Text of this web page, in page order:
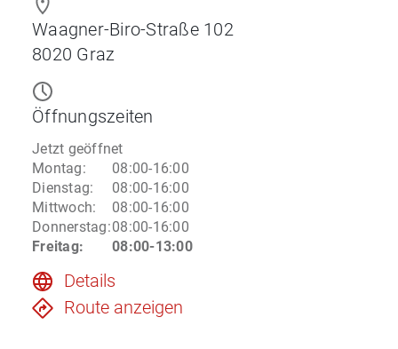
Waagner-Biro-Straße 102
8020 Graz
Öffnungszeiten
Jetzt geöffnet
Montag:
08:00-16:00
Dienstag:
08:00-16:00
Mittwoch:
08:00-16:00
Donnerstag:08:00-16:00
Freitag: 08:00-13:00
Details
Route anzeigen